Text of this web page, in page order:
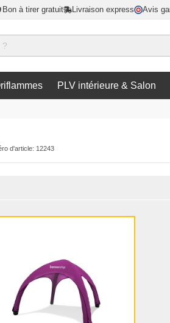
Bon à tirer gratuit Livraison express Avis
PLV intérieure & Salon
d'article: 12243